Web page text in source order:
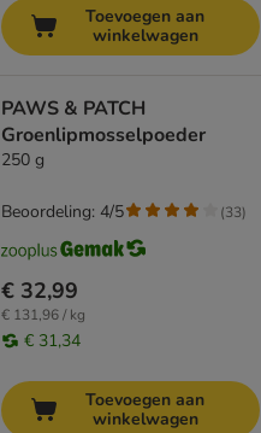
Toevoegen aan
winkelwagen
PAWS & PATCH
Groenlipmosselpoeder
250 g
€ 32,99
€ 131,96 / kg
€ 31,34
Beoordeling: 4/5 (33)
Toevoegen aan
winkelwagen